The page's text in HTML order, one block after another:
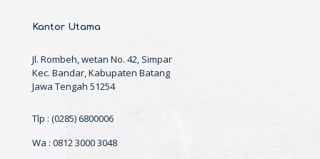
Kantor Utama
Jl. Rombeh, wetan No. 42, Simpar
Kec. Bandar, Kabupaten Batang
Jawa Tengah 51254
Tlp : (0285) 6800006
Wa : 0812 3000 3048